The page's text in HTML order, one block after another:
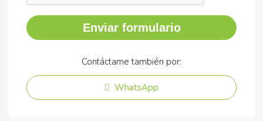
Enviar formulario
Contáctame también por:
WhatsApp